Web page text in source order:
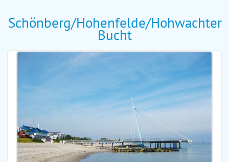
Schönberg/Hohenfelde/Hohwachter
Bucht